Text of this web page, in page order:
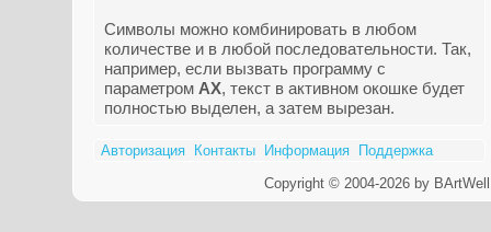
Символы можно комбинировать в любом
количестве и в любой последовательности. Так,
например, если вызвать программу с
параметром AX, текст в активном окошке будет
полностью выделен, а затем вырезан.
Авторизация Контакты Информация
Поддержка
Copyright © 2004-2026 by BArtWell